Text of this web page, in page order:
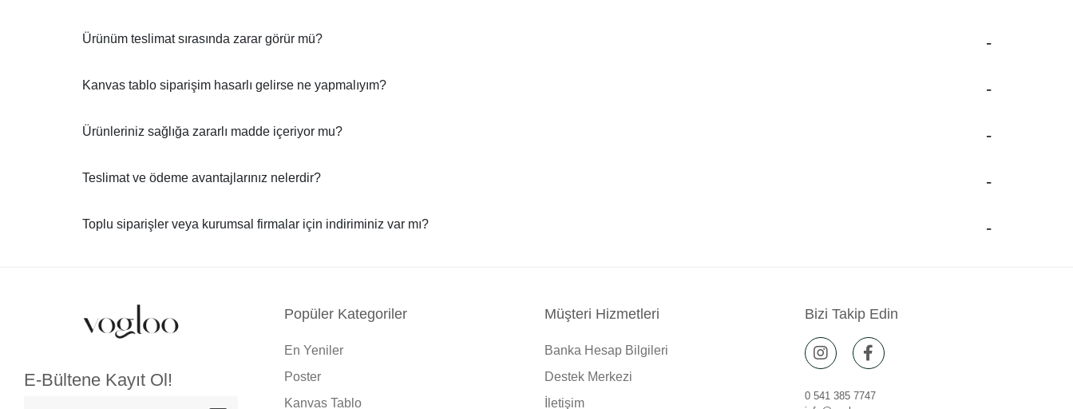
Ürünüm teslimat sırasında zarar görür mü?
Kanvas tablo siparişim hasarlı gelirse ne yapmalıyım?
Ürünleriniz sağlığa zararlı madde içeriyor mu?
Teslimat ve ödeme avantajlarınız nelerdir?
Toplu siparişler veya kurumsal firmalar için indiriminiz var mı?
E-Bültene Kayıt Ol!
Popüler Kategoriler
En Yeniler
Poster
Kanvas Tablo
Müşteri Hizmetleri
Banka Hesap Bilgileri
Destek Merkezi
İletişim
Bizi Takip Edin
0 541 385 7747